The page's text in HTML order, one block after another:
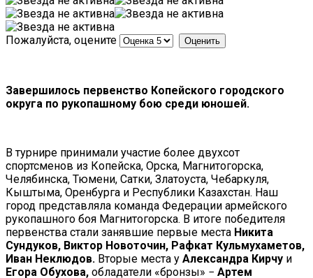
Пожалуйста, оцените
Завершилось первенство Копейского городского
округа по рукопашному бою среди юношей.
В турнире принимали участие более двухсот
спортсменов из Копейска, Орска, Магнитогорска,
Челябинска, Тюмени, Сатки, Златоуста, Чебаркуля,
Кыштыма, Оренбурга и Республики Казахстан. Наш
город представляла команда Федерации армейского
рукопашного боя Магнитогорска. В итоге победителя
первенства стали занявшие первые места Никита
Сундуков, Виктор Новоточин, Рафкат Кульмухаметов,
Иван Неклюдов. Вторые места у Александра Кирчу и
Егора Обухова, обладатели «бронзы» − Артем